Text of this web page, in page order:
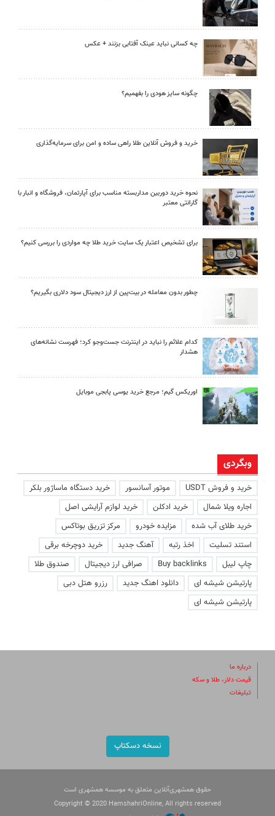
چه کسانی نباید عینک آفتابی بزنند + عکس
چگونه سایز هودی را بفهمیم؟
خرید و فروش آنلاین طلا راهی ساده و امن برای سرمایه‌گذاری
نحوه خرید دوربین مداربسته مناسب برای آپارتمان، فروشگاه و انبار با
گارانتی معتبر
برای تشخیص اعتبار یک سایت خرید طلا چه مواردی را بررسی کنیم؟
چطور بدون معامله در بیت‌پین از ارز دیجیتال سود دلاری بگیریم؟
کدام علائم را نباید در اینترنت جست‌وجو کرد؛ فهرست نشانه‌های
هشدار
اوریکس گیم؛ مرجع خرید یوسی پابجی موبایل
وبگردی
خرید و فروش USDT موتور آسانسور
خرید دستگاه ماساژور بلکر
اجاره ویلا شمال
خرید ادکلن
خرید لوازم آرایشی اصل
خرید طلای آب شده
مزایده خودرو
مرکز تزریق بوتاکس
استند تسلیت
اخذ رتبه آهنگ جدید
خرید دوچرخه برقی
چاپ لیبل
Buy backlinks صرافی ارز دیجیتال
صندوق طلا
پارتیشن شیشه ای
دانلود اهنگ جدید
رزرو هتل دبی
پارتیشن شیشه ای
درباره ما
قیمت دلار، طلا و سکه
تبلیغات
نسخه دسکتاپ
حقوق همشهری‌آنلاین متعلق به موسسه همشهری است
Copyright © 2020 HamshahriOnline, All rights reserved